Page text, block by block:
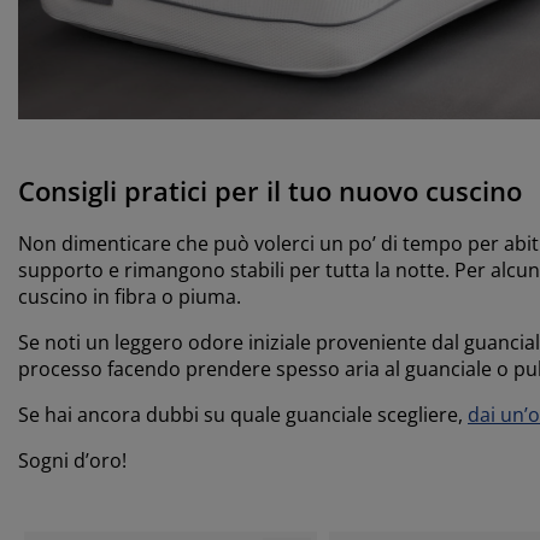
Consigli pratici per il tuo nuovo cuscino
Non dimenticare che può volerci un po’ di tempo per
supporto e rimangono stabili per tutta la notte. Per
cuscino in fibra o piuma.
Se noti un leggero odore iniziale proveniente dal
processo facendo prendere spesso aria al guanciale o
Se hai ancora dubbi su quale guanciale scegliere, dai
Sogni d’oro!